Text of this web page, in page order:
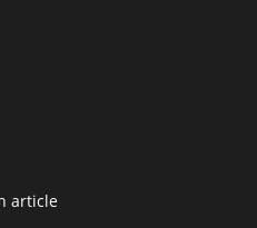
article